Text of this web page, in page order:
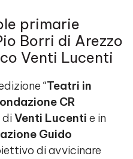
primarie
Borri di Arezzo
Venti Lucenti
“Teatri in
CR
di Venti Lucenti e in
Guido
di avvicinare